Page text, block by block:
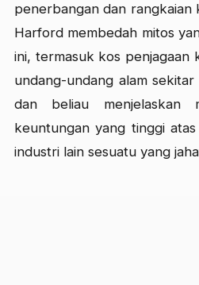
penerbangan dan
Harford membedah mitos
ini, termasuk kos penjagaan
undang-undang alam
dan beliau menjelaskan
keuntungan yang tinggi
industri lain sesuatu yang